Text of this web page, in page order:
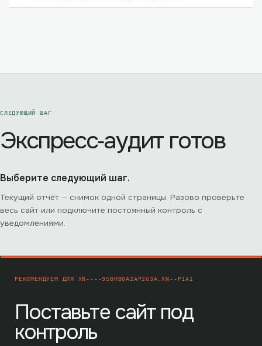
СЛЕДУЮЩИЙ ШАГ
Экспресс‑аудит готов
Выберите следующий шаг.
Текущий отчёт — снимок одной страницы. Разово проверьте
весь сайт или подключите постоянный контроль с
уведомлениями.
РЕКОМЕНДУЕМ ДЛЯ XN----9SBHB0A2AP2G3A.XN--P1AI
Поставьте сайт под
контроль